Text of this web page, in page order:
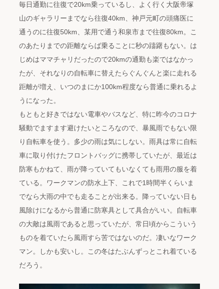
毎日通勤に往復で20km乗っているし、よく行く大阪帝塚
山のギャラリーまでなら往復40km、神戸元町の頭痛医に
通うのに往復50km、某用で通う和泉市まで往復80km。こ
のあたりまでの距離ならば乗ることに秒の躊躇もない。は
じめはママチャリだったので20kmの通勤も楽ではなかっ
たが、それなりの自転車に替えたらぐんぐんと楽に走れる
距離が増え、いつのまにか100km程度なら普通に乗れるよ
うになった。
もともと好きではない電車やバスなど、特に昨今のコロナ
騒動でますます避けたいところなので、暴風雨でもない限
り自転車を使う。多少の雨は気にしない。雨具は常に自転
車に取り付けたフロントバッグに携帯していたが、最近は
防寒もかねて、雨が降っていてもいなくても雨用の服を着
ている。ワークマンの防水上下、これで1時間半くらいま
でなら大雨の中でも走ることが出来る。降っていない日も
風除けになるから普通に防寒具として具合がいい。自転車
の大敵は風雨であると思っていたが、常日頃からこういう
ものを着ていたら風雨すら苦ではないのだ。凄いなワーク
マン。しかも安いし。この冬はたぶんずっとこれ着ている
だろう。